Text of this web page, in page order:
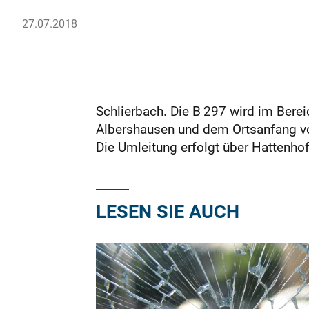
27.07.2018
Schlierbach. Die B 297 wird im
Albershausen und dem Ortsanfang
Die Umleitung erfolgt über
LESEN SIE AUCH